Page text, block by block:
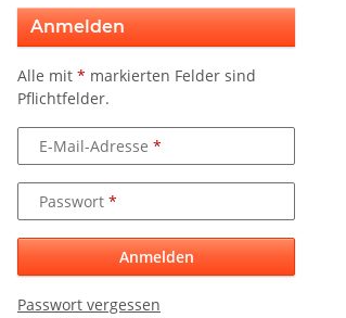
Anmelden
Alle mit * markierten Felder sind
Pflichtfelder.
E-Mail-Adresse
Passwort
Anmelden
Passwort vergessen